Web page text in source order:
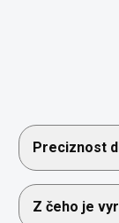
Preciznost
Z čeho je